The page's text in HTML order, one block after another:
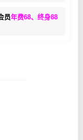
员年费68、终身88